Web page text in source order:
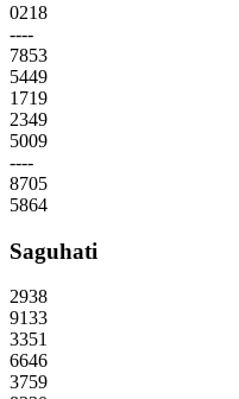
0218
----
7853
5449
1719
2349
5009
----
8705
5864
Saguhati
2938
9133
3351
6646
3759